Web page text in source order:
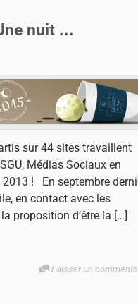
nuit ...
sur 44 sites travaillent
Médias Sociaux en
2013 ! En septembre
en contact avec les
proposition d’être la […]
Laisser un